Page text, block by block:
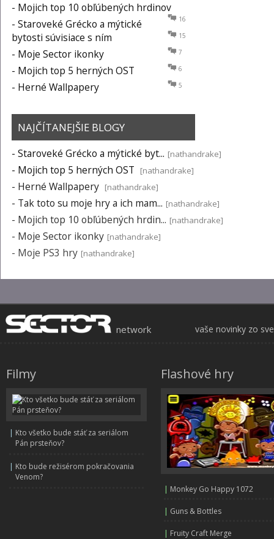
- Mojich top 10 obľúbených hrdinov
16
- Staroveké Grécko a mýtické
bytosti súvisiace s ním
15
- Moje Sector ikonky 7
- Mojich top 5 herných OST 6
- Herné Wallpapery 5
NAJČÍTANEJŠIE BLOGY
- Staroveké Grécko a mýtické byt... [nathandrake]
- Mojich top 5 herných OST [nathandrake]
- Herné Wallpapery [nathandrake]
- Tak toto su moje hry a ich mam... [nathandrake]
- Mojich top 10 obľúbených hrdin... [nathandrake]
- Moje Sector ikonky [nathandrake]
- Moje PS3 hry [nathandrake]
vaše novinky zo
network
Filmy
| Kto všetko bude stáť za seriálom
Pán prsteňov?
| Kto bude režisérom pokračovania
Venom?
Flashové hry
| Monkey Go Happy 1072
| Guns & Bottles
| Fruity Craft Merge